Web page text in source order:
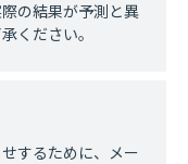
の結果が予測と異
ください。
するために、メー